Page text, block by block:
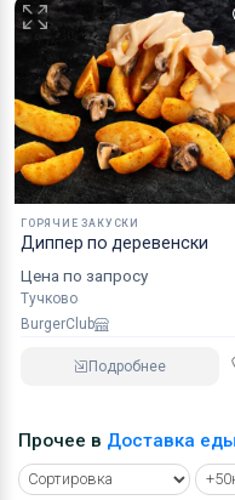
ГОРЯЧИЕ ЗАКУСКИ
Диппер по деревенски
Цена по запросу
Тучково
BurgerClub
Подробнее
Прочее в Доставка еды